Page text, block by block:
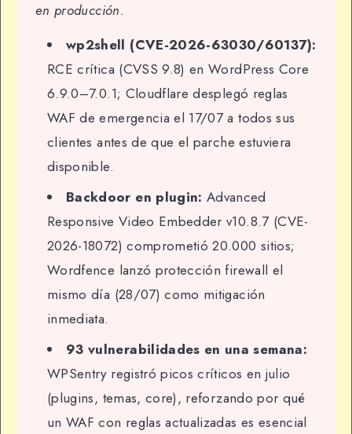
en producción.
wp2shell (CVE-2026-63030/60137):
RCE crítica (CVSS 9.8) en WordPress Core
6.9.0–7.0.1; Cloudflare desplegó reglas
WAF de emergencia el 17/07 a todos sus
clientes antes de que el parche estuviera
disponible.
Backdoor en plugin: Advanced
Responsive Video Embedder v10.8.7 (CVE-
2026-18072) comprometió 20.000 sitios;
Wordfence lanzó protección firewall el
mismo día (28/07) como mitigación
inmediata.
93 vulnerabilidades en una semana:
WPSentry registró picos críticos en julio
(plugins, temas, core), reforzando por qué
un WAF con reglas actualizadas es esencial